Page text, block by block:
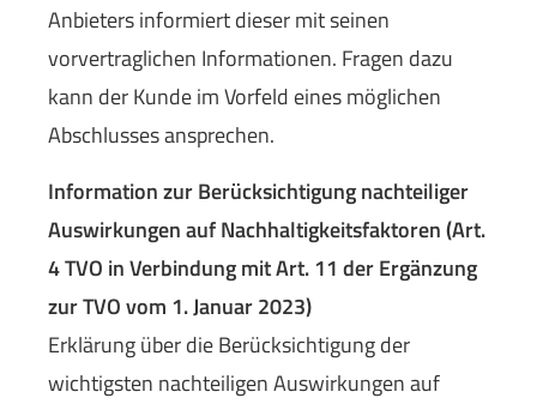
Anbieters informiert dieser mit seinen
vorvertraglichen Informationen. Fragen dazu
kann der Kunde im Vorfeld eines möglichen
Abschlusses ansprechen.
Information zur Berücksichtigung nachteiliger
Auswirkungen auf Nachhaltigkeitsfaktoren (Art.
4 TVO in Verbindung mit Art. 11 der Ergänzung
zur TVO vom 1. Januar 2023)
Erklärung über die Berücksichtigung der
wichtigsten nachteiligen Auswirkungen auf